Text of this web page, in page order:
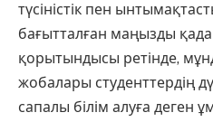
түсіністік пен
бағытталған маңызды
қорытындысы ретінде,
жобалары студенттердің
сапалы білім алуға деген